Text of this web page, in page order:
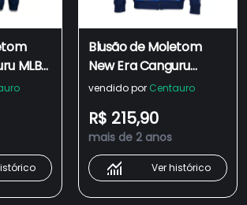
MLB
Blusão de Moletom
New Era Canguru
Aberto MLB New York
Classic - Masculino
vendido por Centauro
R$ 215,90
mais de 2 anos
Ver histórico